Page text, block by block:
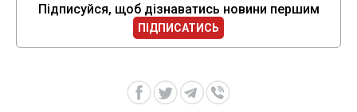
Підписуйся, щоб дізнаватись новини першим
ПІДПИСАТИСЬ